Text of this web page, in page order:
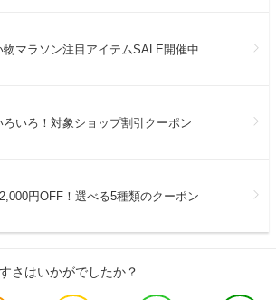
物マラソン注目アイテムSALE開催中
ろいろ！対象ショップ割引クーポン
円OFF！選べる5種類のクーポン
さはいかがでしたか？